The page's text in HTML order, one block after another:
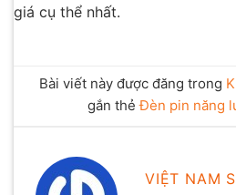
giá cụ thể nhất.
Bài viết này được đăng trong
gắn thẻĐèn pin năng
VIỆT NAM